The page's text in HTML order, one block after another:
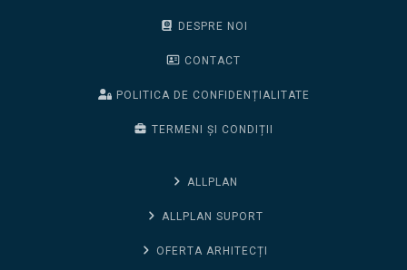
DESPRE NOI
CONTACT
POLITICA DE CONFIDENȚIALITATE
TERMENI ȘI CONDIȚII
ALLPLAN
ALLPLAN SUPORT
OFERTA ARHITECȚI